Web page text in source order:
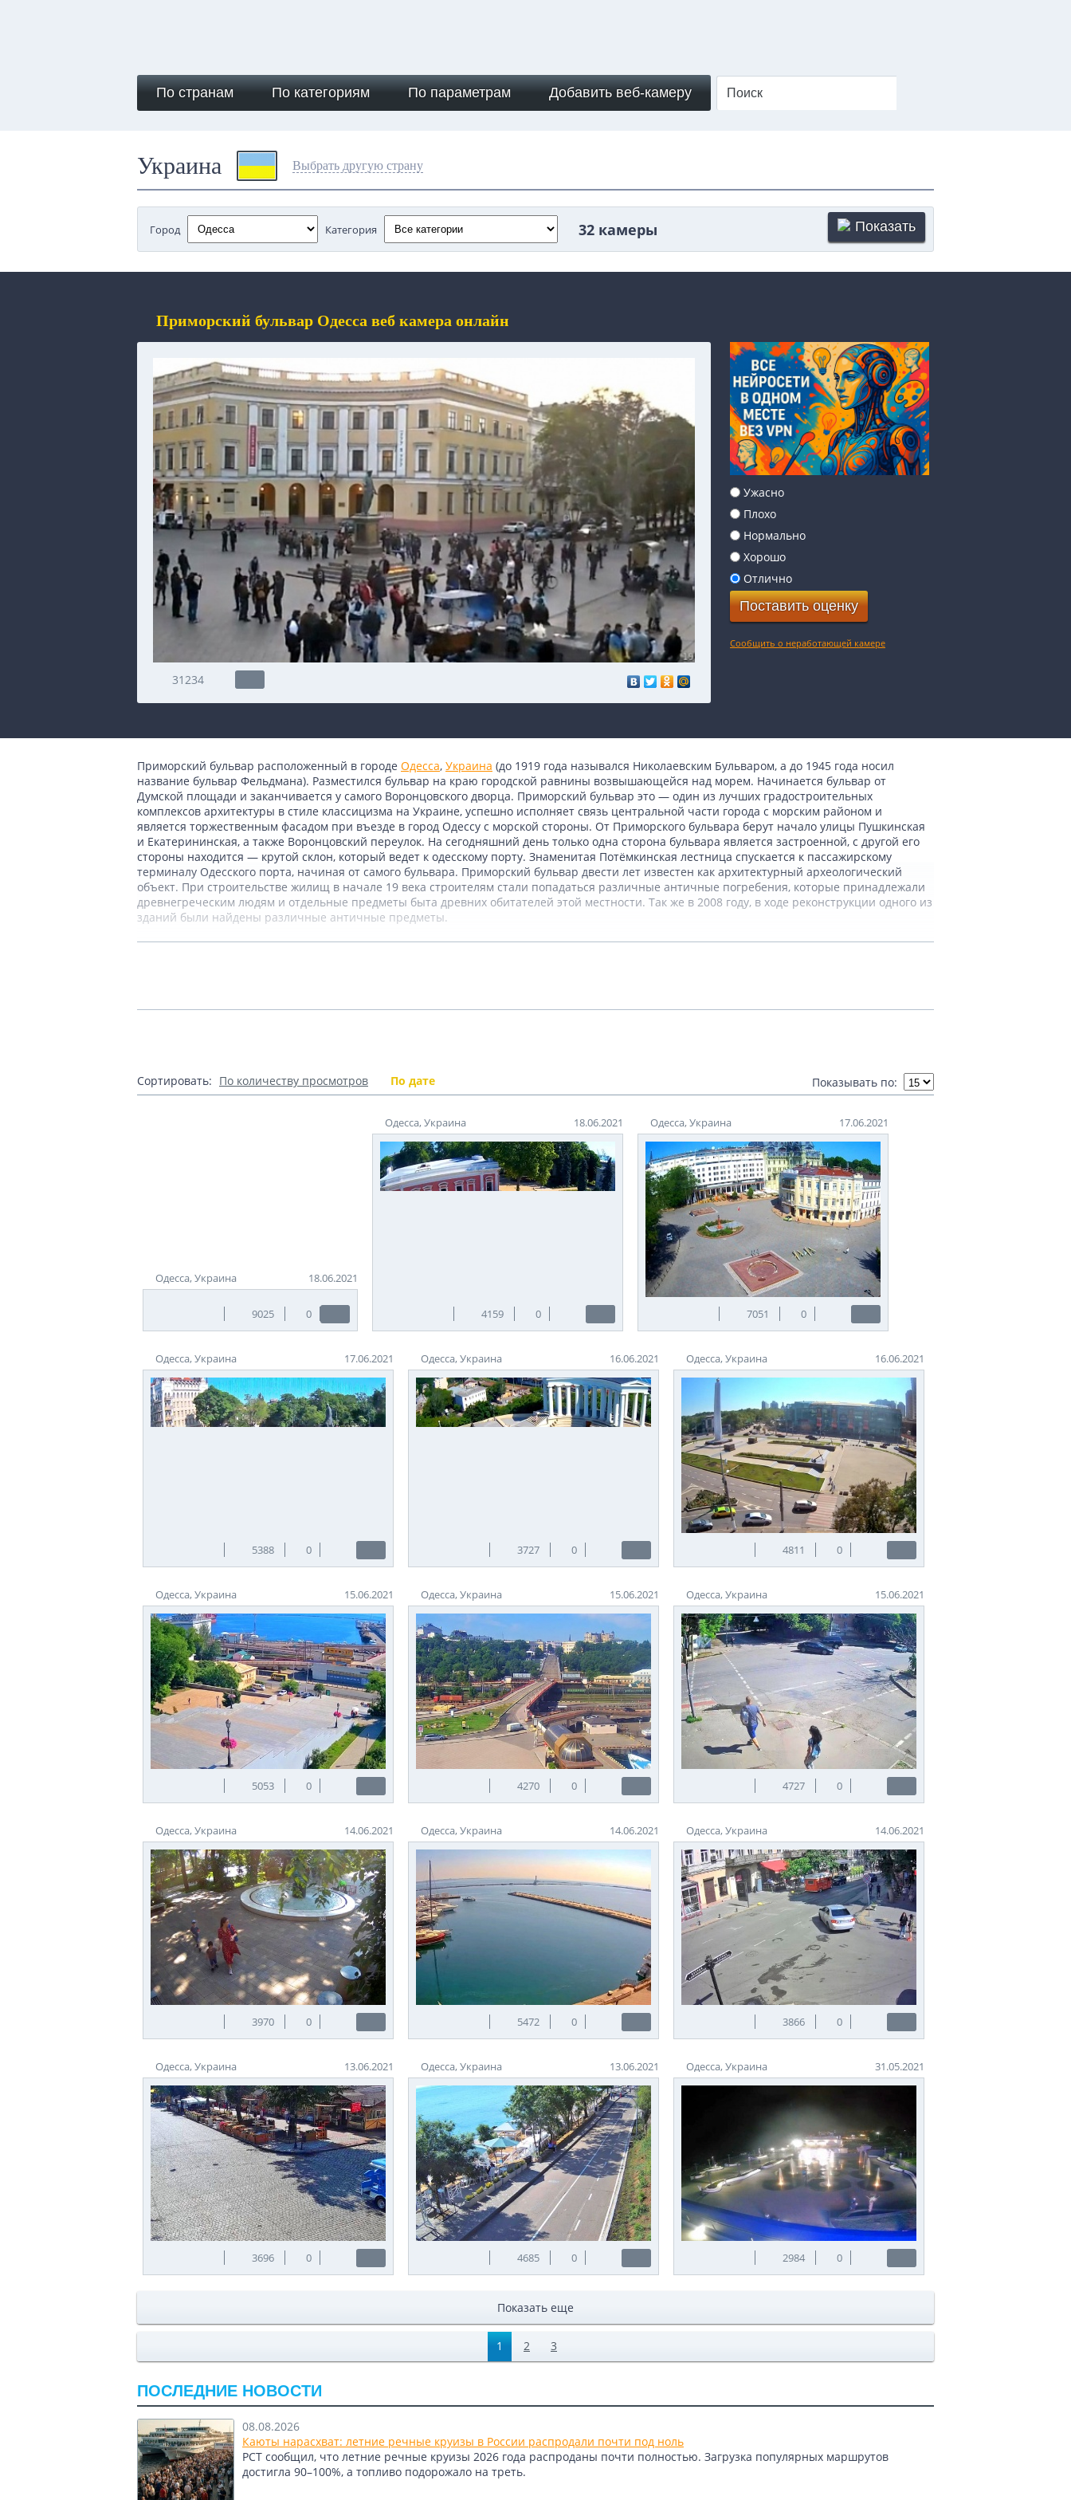
По странам По категориям По параметрам Добавить веб-камеру
Украина Выбрать другую страну
Город Категория 32 камеры Показать
Приморский бульвар Одесса веб камера онлайн
31234
Ужасно
Плохо
Нормально
Хорошо
Отлично
Сообщить о неработающей камере
Приморский бульвар расположенный в городе Одесса, Украина (до 1919 года назывался Николаевским Бульваром, а до 1945 года носил
название бульвар Фельдмана). Разместился бульвар на краю городской равнины возвышающейся над морем. Начинается бульвар от
Думской площади и заканчивается у самого Воронцовского дворца. Приморский бульвар это — один из лучших градостроительных
комплексов архитектуры в стиле классицизма на Украине, успешно исполняет связь центральной части города с морским районом и
является торжественным фасадом при въезде в город Одессу с морской стороны. От Приморского бульвара берут начало улицы Пушкинская
и Екатерининская, а также Воронцовский переулок. На сегодняшний день только одна сторона бульвара является застроенной, с другой его
стороны находится — крутой склон, который ведет к одесскому порту. Знаменитая Потёмкинская лестница спускается к пассажирскому
терминалу Одесского порта, начиная от самого бульвара. Приморский бульвар двести лет известен как архитектурный археологический
объект. При строительстве жилищ в начале 19 века строителям стали попадаться различные античные погребения, которые принадлежали
древнегреческим людям и отдельные предметы быта древних обитателей этой местности. Так же в 2008 году, в ходе реконструкции одного из
зданий были найдены различные античные предметы.
Теги:Украина Одесса
Сортировать: По количеству просмотров По дате Показывать по:
Одесса, Украина 18.06.2021
9025 0
Одесса, Украина 18.06.2021
4159 0
Одесса, Украина 17.06.2021
7051 0
Одесса, Украина 17.06.2021
5388 0
Одесса, Украина 16.06.2021
3727 0
Одесса, Украина 16.06.2021
4811 0
Одесса, Украина 15.06.2021
5053 0
Одесса, Украина 15.06.2021
4270 0
Одесса, Украина 15.06.2021
4727 0
Одесса, Украина 14.06.2021
3970 0
Одесса, Украина 14.06.2021
5472 0
Одесса, Украина 14.06.2021
3866 0
Одесса, Украина 13.06.2021
3696 0
Одесса, Украина 13.06.2021
4685 0
Одесса, Украина 31.05.2021
2984 0
Показать еще
1 2 3
ПОСЛЕДНИЕ НОВОСТИ
08.08.2026
Каюты нарасхват: летние речные круизы в России распродали почти под ноль
РСТ сообщил, что летние речные круизы 2026 года распроданы почти полностью. Загрузка популярных маршрутов
достигла 90–100%, а топливо подорожало на треть.